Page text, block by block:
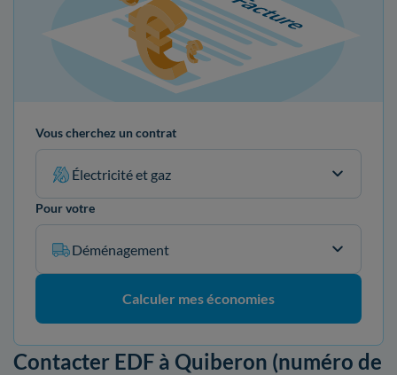
Vous cherchez un contrat
Électricité et gaz
Pour votre
Déménagement
Calculer mes économies
Contacter EDF à Quiberon (numéro de